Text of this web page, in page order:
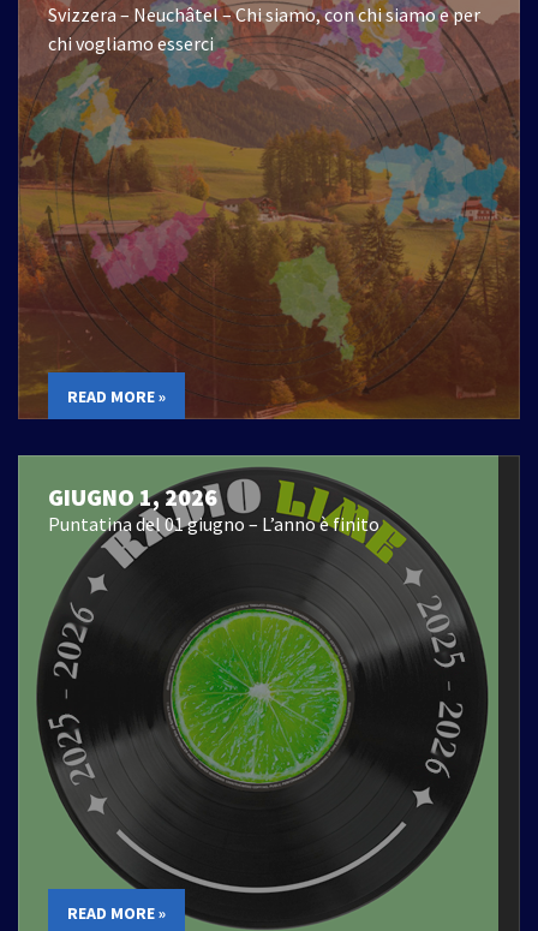
Svizzera – Neuchâtel – Chi siamo, con chi siamo e per
chi vogliamo esserci
READ MORE »
GIUGNO 1, 2026
Puntatina del 01 giugno – L’anno è finito
READ MORE »